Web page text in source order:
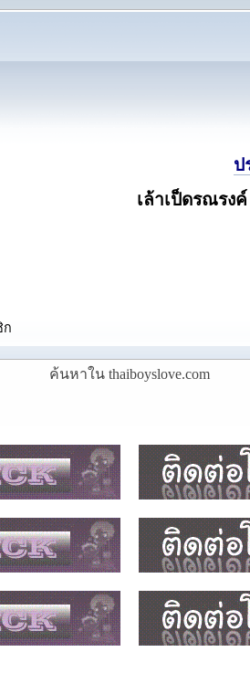
ป
เล้าเป็ดรณรง
ก
ค้นหาใน thaiboyslove.com